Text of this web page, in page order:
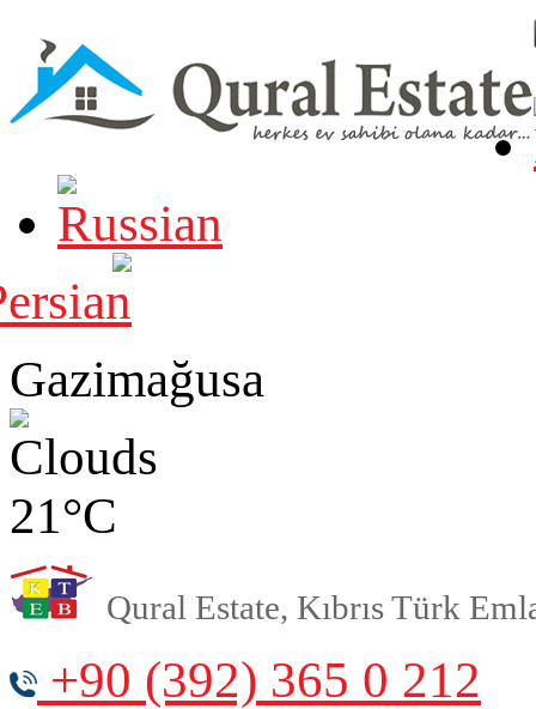
Gazimağusa
21°C
Qural Estate, Kıbrıs Türk
+90 (392) 365 0 212